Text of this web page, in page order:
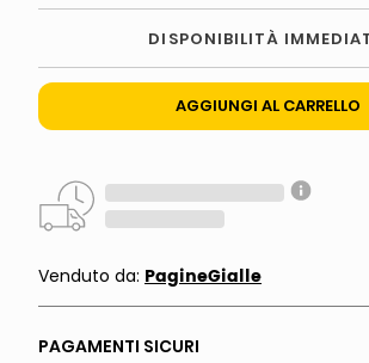
DISPONIBILITÀ
AGGIUNGI AL CARRELLO
Venduto da: PagineGialle
PAGAMENTI SICURI